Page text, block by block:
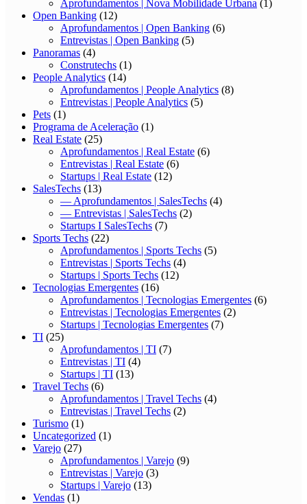
Aprofundamentos | Nova Mobilidade Urbana (1)
Open Banking (12)
Aprofundamentos | Open Banking (6)
Entrevistas | Open Banking (5)
Panoramas (4)
Construtechs (1)
People Analytics (14)
Aprofundamentos | People Analytics (8)
Entrevistas | People Analytics (5)
Pets (1)
Programa de Aceleração (1)
Real Estate (25)
Aprofundamentos | Real Estate (6)
Entrevistas | Real Estate (6)
Startups | Real Estate (12)
SalesTechs (13)
— Aprofundamentos | SalesTechs (4)
— Entrevistas | SalesTechs (2)
Startups I SalesTechs (7)
Sports Techs (22)
Aprofundamentos | Sports Techs (5)
Entrevistas | Sports Techs (4)
Startups | Sports Techs (12)
Tecnologias Emergentes (16)
Aprofundamentos | Tecnologias Emergentes (6)
Entrevistas | Tecnologias Emergentes (2)
Startups | Tecnologias Emergentes (7)
TI (25)
Aprofundamentos | TI (7)
Entrevistas | TI (4)
Startups | TI (13)
Travel Techs (6)
Aprofundamentos | Travel Techs (4)
Entrevistas | Travel Techs (2)
Turismo (1)
Uncategorized (1)
Varejo (27)
Aprofundamentos | Varejo (9)
Entrevistas | Varejo (3)
Startups | Varejo (13)
Vendas (1)